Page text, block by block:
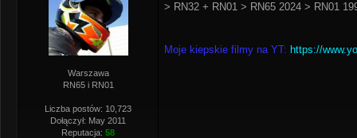
Warszawa
RN65 i RN01
Liczba postów: 10,723
Dołączył: May 2011
Reputacja: 58
> RN32 + RN01 > RN65 2024 > RN01
Moje kiepskie filmy na YT: https://